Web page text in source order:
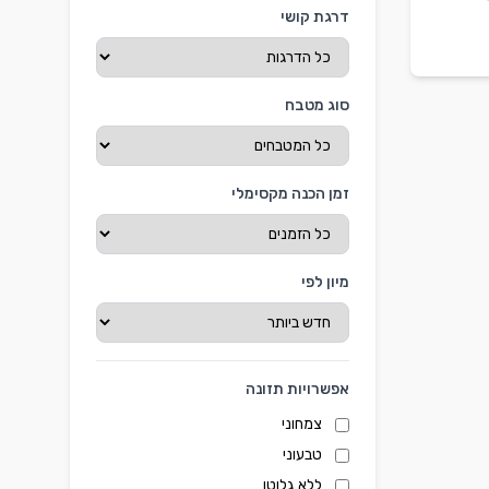
דרגת קושי
סוג מטבח
זמן הכנה מקסימלי
מיון לפי
אפשרויות תזונה
צמחוני
טבעוני
ללא גלוטן